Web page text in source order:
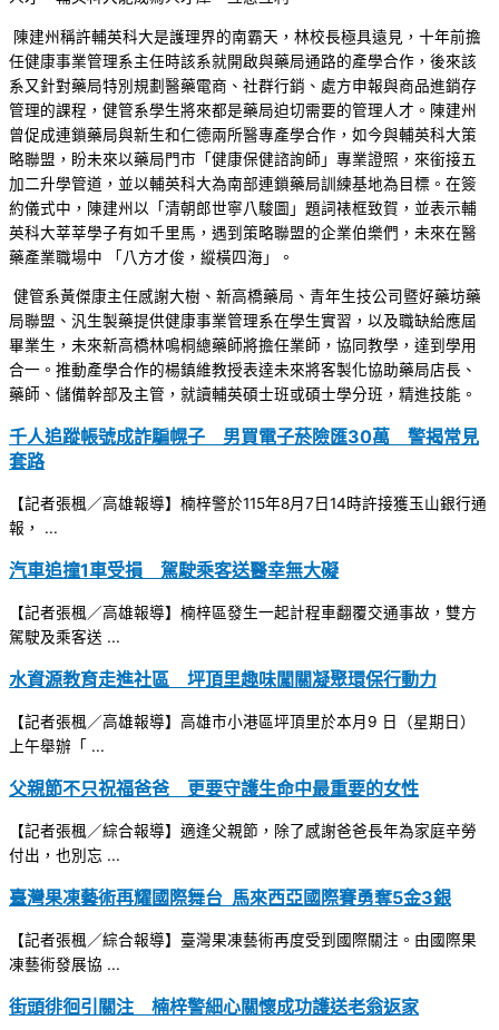
陳建州稱許輔英科大是護理界的南霸天，林校長極具遠見，十年前擔
任健康事業管理系主任時該系就開啟與藥局通路的產學合作，後來該
系又針對藥局特別規劃醫藥電商、社群行銷、處方申報與商品進銷存
管理的課程，健管系學生將來都是藥局迫切需要的管理人才。陳建州
曾促成連鎖藥局與新生和仁德兩所醫專產學合作，如今與輔英科大策
略聯盟，盼未來以藥局門市「健康保健諮詢師」專業證照，來銜接五
加二升學管道，並以輔英科大為南部連鎖藥局訓練基地為目標。在簽
約儀式中，陳建州以「清朝郎世寧八駿圖」題詞裱框致賀，並表示輔
英科大莘莘學子有如千里馬，遇到策略聯盟的企業伯樂們，未來在醫
藥產業職場中 「八方才俊，縱橫四海」。
健管系黃傑康主任感謝大樹、新高橋藥局、青年生技公司暨好藥坊藥
局聯盟、汎生製藥提供健康事業管理系在學生實習，以及職缺給應屆
畢業生，未來新高橋林鳴桐總藥師將擔任業師，協同教學，達到學用
合一。推動產學合作的楊鎮維教授表達未來將客製化協助藥局店長、
藥師、儲備幹部及主管，就讀輔英碩士班或碩士學分班，精進技能。
千人追蹤帳號成詐騙幌子 男買電子菸險匯30萬 警揭常見
套路
【記者張楓／高雄報導】楠梓警於115年8月7日14時許接獲玉山銀行通
報， ...
汽車追撞1車受損 駕駛乘客送醫幸無大礙
【記者張楓／高雄報導】楠梓區發生一起計程車翻覆交通事故，雙方
駕駛及乘客送 ...
水資源教育走進社區 坪頂里趣味闖關凝聚環保行動力
【記者張楓／高雄報導】高雄市小港區坪頂里於本月9 日（星期日）
上午舉辦「 ...
父親節不只祝福爸爸 更要守護生命中最重要的女性
【記者張楓／綜合報導】適逢父親節，除了感謝爸爸長年為家庭辛勞
付出，也別忘 ...
臺灣果凍藝術再耀國際舞台 馬來西亞國際賽勇奪5金3銀
【記者張楓／綜合報導】臺灣果凍藝術再度受到國際關注。由國際果
凍藝術發展協 ...
街頭徘徊引關注 楠梓警細心關懷成功護送老翁返家